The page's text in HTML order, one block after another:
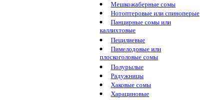
Мешкожаберные сомы
Нотоптеровые или спиноперые
Панцирные сомы или
каллихтовые
Пецилиевые
Пимелодовые или
плоскоголовые сомы
Полурылые
Радужницы
Хаковые сомы
Харациновые